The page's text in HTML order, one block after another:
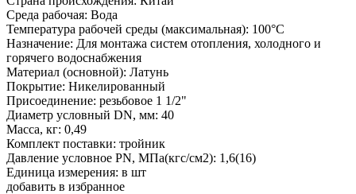
Среда рабочая: Вода
Температура рабочей среды (максимальная): 100°С
Назначение: Для монтажа систем отопления, холодного и
горячего водоснабжения
Материал (основной): Латунь
Покрытие: Никелированный
Присоединение: резьбовое 1 1/2"
Диаметр условный DN, мм: 40
Масса, кг: 0,49
Комплект поставки: тройник
Давление условное PN, МПа(кгс/см2): 1,6(16)
Единица измерения: в шт
добавить в избранное